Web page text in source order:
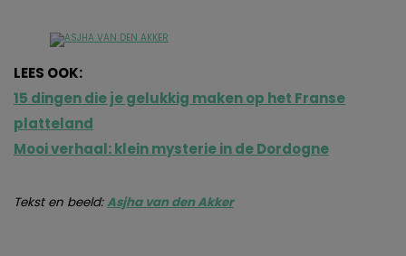
LEES OOK:
15 dingen die je gelukkig maken op het Franse
platteland
Mooi verhaal: klein mysterie in de Dordogne
Tekst en beeld:Asjha van den Akker